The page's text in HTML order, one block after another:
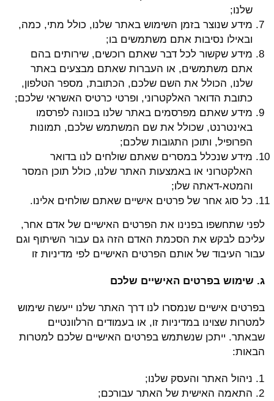
שלנו;
מידע שנוצר בזמן השימוש באתר שלנו, כולל מתי, כמה,
ובאילו נסיבות אתם משתמשים בו;
מידע שקשור לכל דבר שאתם רוכשים, שירותים בהם
אתם משתמשים, או העברות שאתם מבצעים באתר
שלנו, הכולל את השם שלכם, הכתובת, מספר הטלפון,
כתובת הדואר האלקטרוני, ופרטי כרטיס האשראי שלכם;
מידע שאתם מפרסמים באתר שלנו בכוונה לפרסמו
באינטרנט, שכולל את שם המשתמש שלכם, תמונות
הפרופיל, ותוכן התגובות שלכם;
מידע שנכלל במסרים שאתם שולחים לנו בדואר
האלקטרוני או באמצעות האתר שלנו, כולל תוכן המסר
והמטא-דאתה שלו;
כל סוג אחר של פרטים אישיים שאתם שולחים אלינו.
לפני שתחשפו בפנינו את הפרטים האישיים של אדם אחר,
עליכם לבקש את הסכמת האדם הזה גם עבור השיתוף וגם
עבור העיבוד של אותם הפרטים האישיים לפי מדיניות זו
ג. שימוש בפרטים האישיים שלכם
בפרטים אישיים שנמסרו לנו דרך האתר שלנו ייעשה שימוש
למטרות שצוינו במדיניות זו, או בעמודים הרלוונטיים
שבאתר. ייתכן שנשתמש בפרטים האישיים שלכם למטרות
הבאות:
ניהול האתר והעסק שלנו;
התאמה האישית של האתר עבורכם;